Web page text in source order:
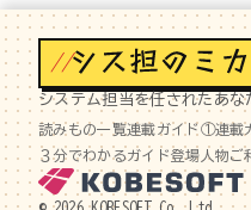
//
システム担当を任されたあな
読みもの一覧連載ガイド①連載
３分でわかるガイド登場人物ご